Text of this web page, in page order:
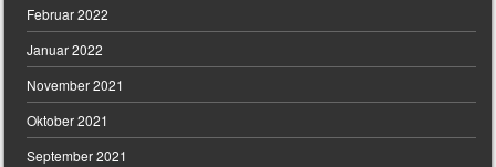
Februar 2022
Januar 2022
November 2021
Oktober 2021
September 2021